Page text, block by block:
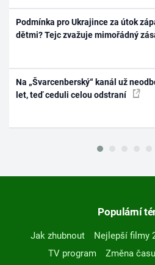
Podmínka pro Ukrajince za útok
dětmi? Tejc zvažuje mimořádný
Na „Švarcenberský“ kanál už
let, teď ceduli celou odstraní
Populární
Jak zhubnout Nejlepší filmy
TV program
Změna času